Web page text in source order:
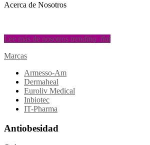
Acerca de Nosotros
Lee más de nosotros trending_flat
Marcas
Armesso-Am
Dermaheal
Euroliv Medical
Inbiotec
IT-Pharma
Antiobesidad